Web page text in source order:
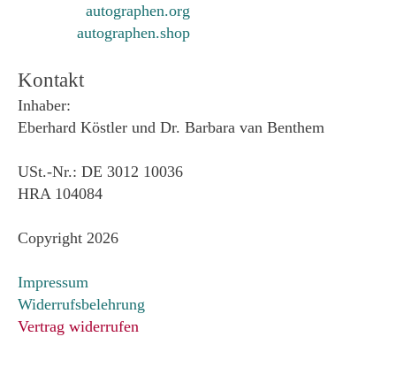
autographen.org
autographen.shop
Kontakt
Inhaber:
Eberhard Köstler und Dr. Barbara van Benthem
USt.-Nr.: DE 3012 10036
HRA 104084
Copyright 2026
Impressum
Widerrufsbelehrung
Vertrag widerrufen